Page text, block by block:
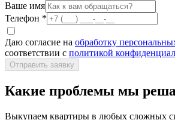
Ваше имя
Телефон *
Даю согласие на обработку
соответствии с политикой
Отправить заявку
Какие проблемы мы
Выкупаем квартиры в любых сложных